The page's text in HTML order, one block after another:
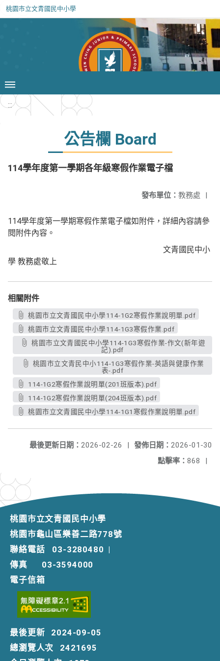
桃園市立文青國民中小學
:::
公告欄 Board
114學年度第一學期各年級寒假作業電子檔
發布單位： 教務處 |
114學年度第一學期寒假作業電子檔如附件，詳細內容請參
閱附件內容。
文青國民中小
學 教務處敬上
相關附件
桃園市立文青國民中小學114-1G2寒假作業說明單.pdf
桃園市立文青國民中小學114-1G3寒假作業.pdf
桃園市立文青國民中小學114-1G3寒假作業-作文(新年遊
記).pdf
表-.pdf
114-1G2寒假作業說明單(201班版本).pdf
114-1G2寒假作業說明單(204班版本).pdf
桃園市立文青國民中小學114-1G1寒假作業說明單.pdf
發佈日期： 2026-01-30
最後更新日期： 2026-02-26
|
點擊率： 868 |
桃園市立文青國民中小學
桃園市龜山區樂善二路778號
聯絡電話
03-3280480 |
傳真
03-3594000
電子信箱
最後更新
2024-09-05
總瀏覽人次
2421695